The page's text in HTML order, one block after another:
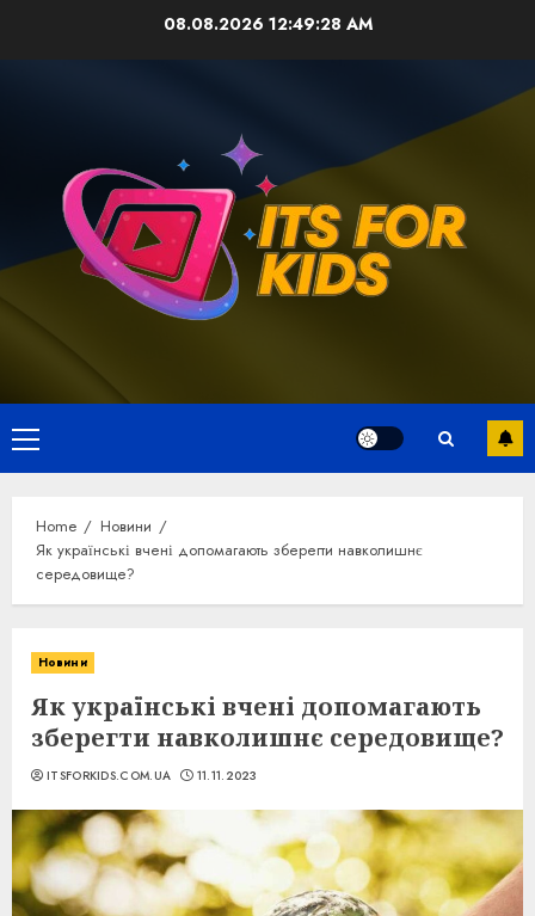
08.08.2026 12:49:28 AM
Primary
Menu
Home
Новини
Як українські вчені допомагають зберегти навколишнє
середовище?
Новини
Як українські вчені допомагають
зберегти навколишнє середовище?
ITSFORKIDS.COM.UA 11.11.2023